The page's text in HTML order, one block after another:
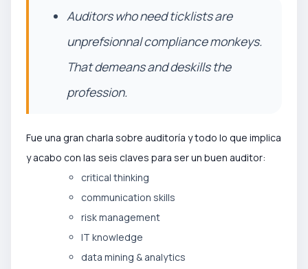
Auditors who need ticklists are
unprefsionnal compliance monkeys.
That demeans and deskills the
profession.
Fue una gran charla sobre auditoría y todo lo que implica
y acabo con las seis claves para ser un buen auditor:
critical thinking
communication skills
risk management
IT knowledge
data mining & analytics